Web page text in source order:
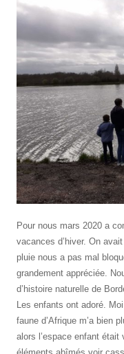
Pour nous mars 2020 a
vacances d’hiver. On
pluie nous a pas mal
grandement appréciée.
d’histoire naturelle de
Les enfants ont adoré.
faune d’Afrique m’a bien
alors l’espace enfant